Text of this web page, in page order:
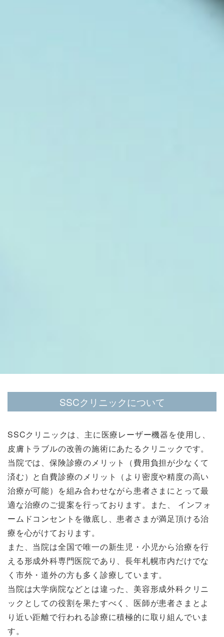
SSCクリニックについて
SSCクリニックは、主に医療レーザー機器を使用し、
皮膚トラブルの改善の施術にあたるクリニックです。
当院では、保険診療のメリット（費用負担が少なくて
済む）と自費診療のメリット（より密度や精度の高い
治療が可能）を組み合わせながら患者さまにとって最
適な治療のご提案を行っております。また、 インフォ
ームドコンセントを徹底し、患者さまが満足頂ける治
療を心がけております。
また、当院は全国で唯一の新生児・小児から治療を行
える形成外科専門医院であり、長年札幌市内だけでな
く市外・道外の方も多く診療しています。
当院は大学病院などとは違った、美容形成外科クリニ
ックとしての役割を果たすべく、医師が患者さまとよ
り近い距離で行われる診療に積極的に取り組んでいま
す。